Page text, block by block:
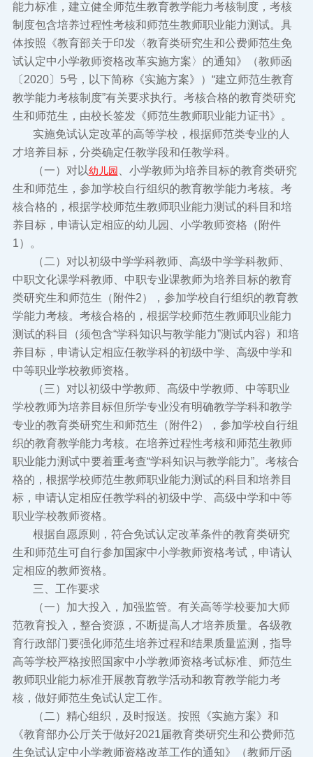
能力标准，建立健全师范生教育教学能力考核制度，考核
制度包含培养过程性考核和师范生教师职业能力测试。具
体按照《教育部关于印发〈教育类研究生和公费师范生免
试认定中小学教师资格改革实施方案〉的通知》（教师函
〔2020〕5号，以下简称《实施方案》）“建立师范生教育
教学能力考核制度”有关要求执行。考核合格的教育类研究
生和师范生，由校长签发《师范生教师职业能力证书》。
实施免试认定改革的高等学校，根据师范类专业的人
才培养目标，分类确定任教学段和任教学科。
（一）对以幼儿园
、小学教师为培养目标的教育类研究
生和师范生，参加学校自行组织的教育教学能力考核。考
核合格的，根据学校师范生教师职业能力测试的科目和培
养目标，申请认定相应的幼儿园、小学教师资格（附件
1）。
（二）对以初级中学学科教师、高级中学学科教师、
中职文化课学科教师、中职专业课教师为培养目标的教育
类研究生和师范生（附件2），参加学校自行组织的教育教
学能力考核。考核合格的，根据学校师范生教师职业能力
测试的科目（须包含“学科知识与教学能力”测试内容）和培
养目标，申请认定相应任教学科的初级中学、高级中学和
中等职业学校教师资格。
（三）对以初级中学教师、高级中学教师、中等职业
学校教师为培养目标但所学专业没有明确教学学科和教学
专业的教育类研究生和师范生（附件2），参加学校自行组
织的教育教学能力考核。在培养过程性考核和师范生教师
职业能力测试中要着重考查“学科知识与教学能力”。考核合
格的，根据学校师范生教师职业能力测试的科目和培养目
标，申请认定相应任教学科的初级中学、高级中学和中等
职业学校教师资格。
根据自愿原则，符合免试认定改革条件的教育类研究
生和师范生可自行参加国家中小学教师资格考试，申请认
定相应的教师资格。
三、工作要求
（一）加大投入，加强监管。有关高等学校要加大师
范教育投入，整合资源，不断提高人才培养质量。各级教
育行政部门要强化师范生培养过程和结果质量监测，指导
高等学校严格按照国家中小学教师资格考试标准、师范生
教师职业能力标准开展教育教学活动和教育教学能力考
核，做好师范生免试认定工作。
（二）精心组织，及时报送。按照《实施方案》和
《教育部办公厅关于做好2021届教育类研究生和公费师范
生免试认定中小学教师资格改革工作的通知》（教师厅函